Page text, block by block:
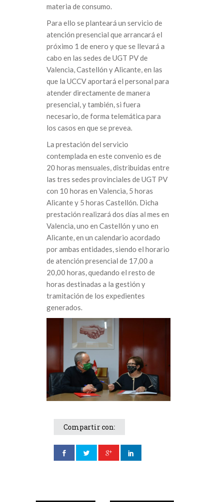
materia de consumo.
Para ello se planteará un servicio de
atención presencial que arrancará el
próximo 1 de enero y que se llevará a
cabo en las sedes de UGT PV de
Valencia, Castellón y Alicante, en las
que la UCCV aportará el personal para
atender directamente de manera
presencial, y también, si fuera
necesario, de forma telemática para
los casos en que se prevea.
La prestación del servicio
contemplada en este convenio es de
20 horas mensuales, distribuidas entre
las tres sedes provinciales de UGT PV
con 10 horas en Valencia, 5 horas
Alicante y 5 horas Castellón. Dicha
prestación realizará dos días al mes en
Valencia, uno en Castellón y uno en
Alicante, en un calendario acordado
por ambas entidades, siendo el horario
de atención presencial de 17,00 a
20,00 horas, quedando el resto de
horas destinadas a la gestión y
tramitación de los expedientes
generados.
Compartir con: